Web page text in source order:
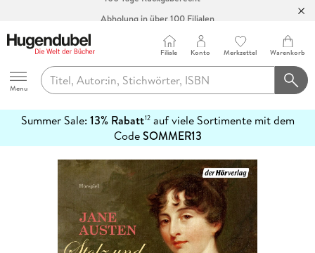
Hugendubel
Menu
Filiale Konto Merkzettel Warenkorb
Summer Sale: 13% Rabatt12auf viele Sortimente mit dem
CodeSOMMER13
erfahren